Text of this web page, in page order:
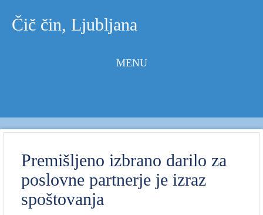
Čič čin, Ljubljana
MENU
Premišljeno izbrano darilo za
poslovne partnerje je izraz
spoštovanja